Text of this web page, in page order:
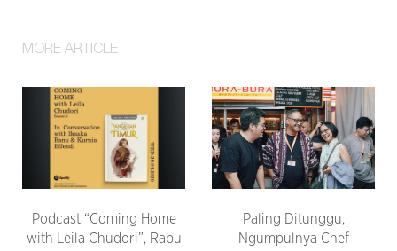
MORE ARTICLE
Podcast “Coming Home
with Leila Chudori”, Rabu
Paling Ditunggu,
Ngumpulnya Chef